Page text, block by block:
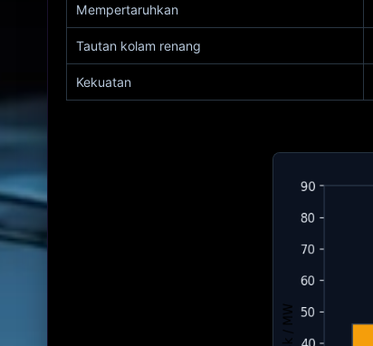
Mempertaruhkan
Tautan kolam renang
Kekuatan